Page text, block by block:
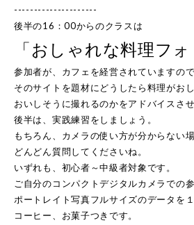
---------------------
後半の16：00からのクラスは
「おしゃれな料理フォ
参加者が、カフェを経営されていますので
そのサイトを題材にどうしたら料理がお
おいしそうに撮れるのかをアドバイスさ
後半は、実践練習をしましょう。
もちろん、カメラの使い方が分からない
どんどん質問してくださいね。
いずれも、初心者～中級者対象です。
ご自分のコンパクトデジタルカメラでの
ポートレイト写真フルサイズのデータを
コーヒー、お菓子つきです。